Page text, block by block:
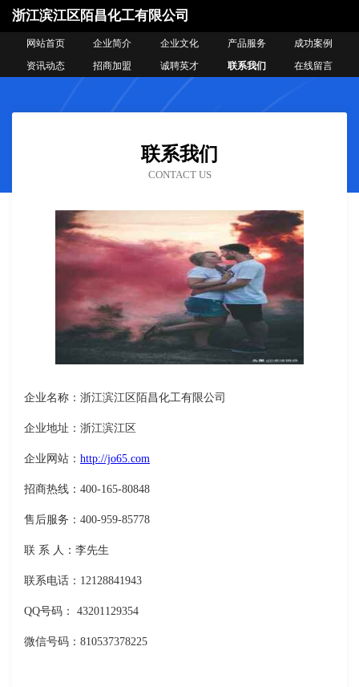
浙江滨江区陌昌化工有限公司
网站首页 企业简介 企业文化 产品服务
成功案例
资讯动态
招商加盟 诚聘英才 联系我们 在线留言
联系我们
CONTACT US
企业名称：浙江滨江区陌昌化工有限公司
企业地址：浙江滨江区
企业网站： http://jo65.com
招商热线：400-165-80848
售后服务：400-959-85778
联 系 人：李先生
联系电话：12128841943
QQ号码： 43201129354
微信号码：810537378225